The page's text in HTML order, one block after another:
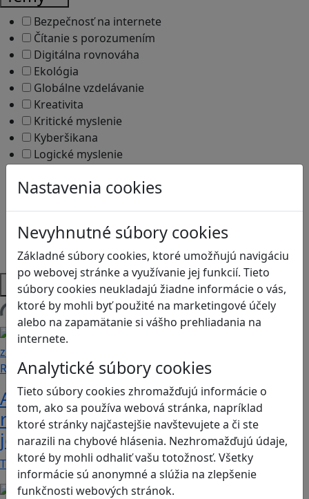
Nastavenia cookies
Nevyhnutné súbory cookies
Základné súbory cookies, ktoré umožňujú navigáciu
po webovej stránke a využívanie jej funkcií. Tieto
súbory cookies neukladajú žiadne informácie o vás,
ktoré by mohli byť použité na marketingové účely
alebo na zapamätanie si vášho prehliadania na
internete.
Analytické súbory cookies
Tieto súbory cookies zhromažďujú informácie o
tom, ako sa používa webová stránka, napríklad
ktoré stránky najčastejšie navštevujete a či ste
narazili na chybové hlásenia. Nezhromažďujú údaje,
ktoré by mohli odhaliť vašu totožnosť. Všetky
informácie sú anonymné a slúžia na zlepšenie
funkčnosti webových stránok.
Bezpečnosť na internete
Čítanie s porozumením
Digitálna rovnováha
Ekológia
Globálne vzdelávanie
Kreativita
Kritické myslenie
Kyberšikana
Logické myslenie
Motorika a koncentrácia
Strategické myslenie
Zdravie a pohyb
Platformy
Načítam blogy
Recenzie
Ako ovplyvnil komunistický režim
rodinné vzťahy? To zistíte v hre „Kto
je Helena?“.
Teta Helena je v rodine jedno veľké tabu a len…